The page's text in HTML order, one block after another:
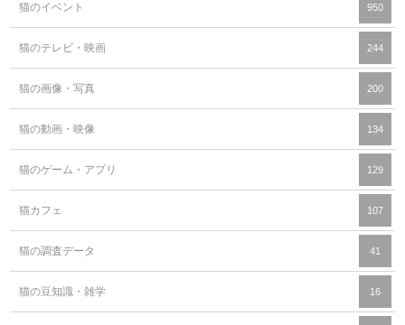
猫のイベント 950
猫のテレビ・映画 244
猫の画像・写真 200
猫の動画・映像 134
猫のゲーム・アプリ 129
猫カフェ 107
猫の調査データ 41
猫の豆知識・雑学 16